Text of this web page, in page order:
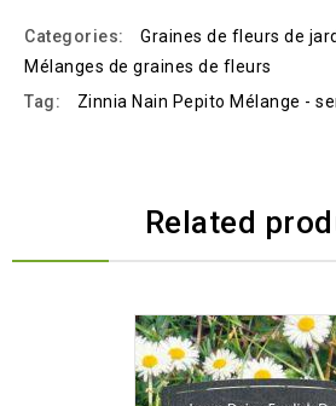
Categories: Graines de fleurs de
Mélanges de graines de fleurs
Tag:
Zinnia Nain Pepito Mélange -
Related